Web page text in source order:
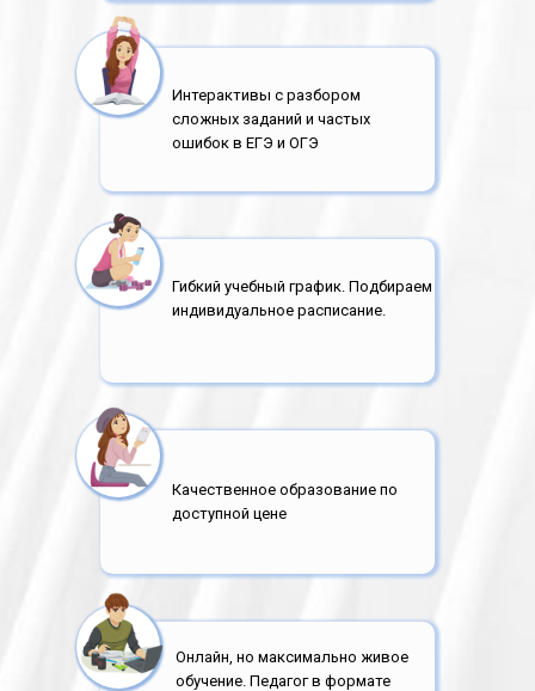
Онлайн, но максимально живое
обучение. Педагог в формате
Гибкий учебный график. Подбираем
индивидуальное расписание.
Качественное образование по
доступной цене
Интерактивы с разбором
сложных заданий и частых
ошибок в ЕГЭ и ОГЭ